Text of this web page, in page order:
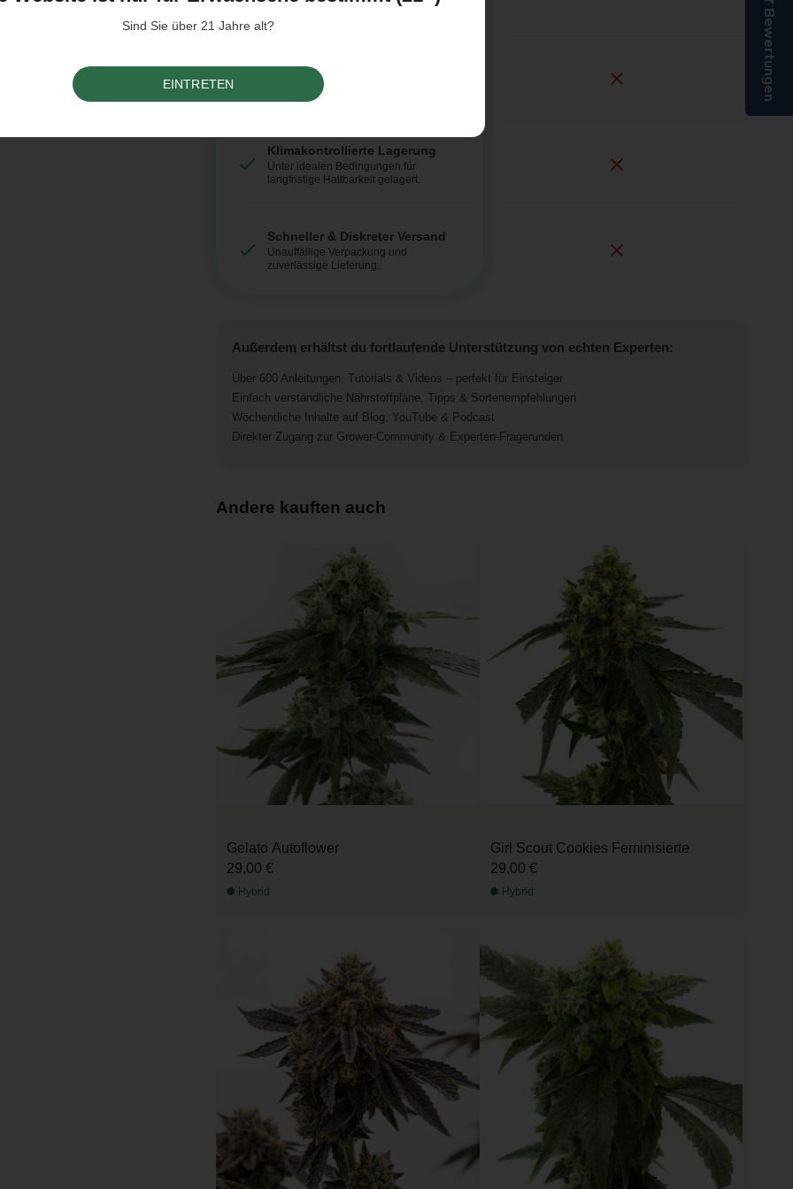
Sind Sie über 21 Jahre alt?
EINTRETEN
Laborgeprüfte Samen
Getestet auf Keimfähigkeit, Feuchtigkeit
und Qualität.
Klimakontrollierte Lagerung
Unter idealen Bedingungen für
langfristige Haltbarkeit gelagert.
Schneller & Diskreter Versand
Unauffällige Verpackung und
zuverlässige Lieferung.
Außerdem erhältst du fortlaufende Unterstützung von echten Experten:
Über 600 Anleitungen, Tutorials & Videos – perfekt für Einsteiger
Einfach verständliche Nährstoffpläne, Tipps & Sortenempfehlungen
Wöchentliche Inhalte auf Blog, YouTube & Podcast
Direkter Zugang zur Grower-Community & Experten-Fragerunden
Andere kauften auch
Gelato Autoflower
29,00 €
Hybrid
Girl Scout Cookies Feminisierte
29,00 €
Hybrid
Bewertungen